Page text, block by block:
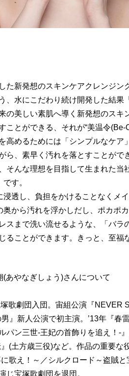
た新発想のスキンケアクレンジン
、水にこだわり続け開発した結果
の美しい素肌へ導く新発想のスキ
ことができる、それが“美温令(Be-
高めるためには「シンプルなケア
ら、素早く汚れを落とすことがで
そんな理想を目指して生まれた当
す。
浸透し、負担をかけることなくメ
奥から汚れを浮かしだし、ポカポ
スまで洗い流せるような、「バラ
ることができます。きっと、至福
あやなぎしょう)さんについて
歌劇団入団。宙組公演『NEVER
』新人公演で初主演。’13年『春
パン三世-王妃の首飾りを追え！-
(土方歳三役)など。作品の重要な
歌え！～／シルクロード～盗賊
じ宝塚歌劇団を退団。